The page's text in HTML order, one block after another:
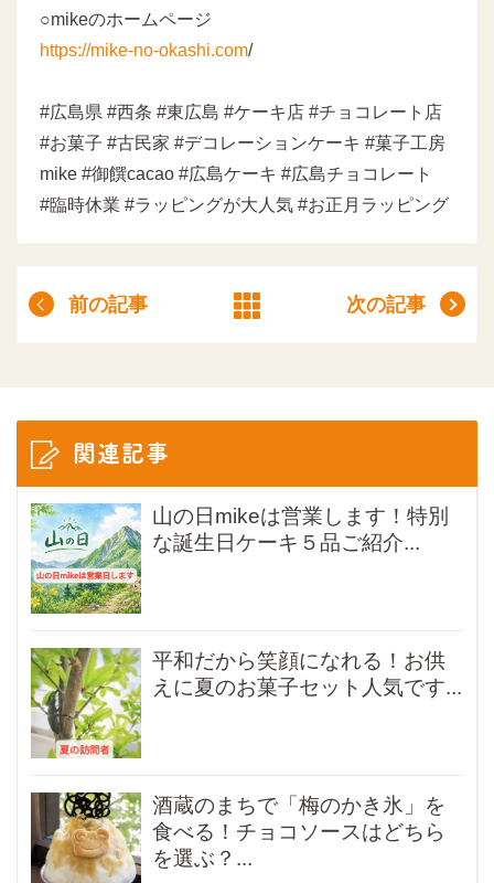
○mikeのホームページ
https://mike-no-okashi.com/
#広島県 #西条 #東広島 #ケーキ店 #チョコレート店
#お菓子 #古民家 #デコレーションケーキ #菓子工房
mike #御饌cacao #広島ケーキ #広島チョコレート
#臨時休業 #ラッピングが大人気 #お正月ラッピング
前の記事 次の記事
関連記事
山の日mikeは営業します！特別
な誕生日ケーキ５品ご紹介...
平和だから笑顔になれる！お供
えに夏のお菓子セット人気です...
酒蔵のまちで「梅のかき氷」を
食べる！チョコソースはどちら
を選ぶ？...